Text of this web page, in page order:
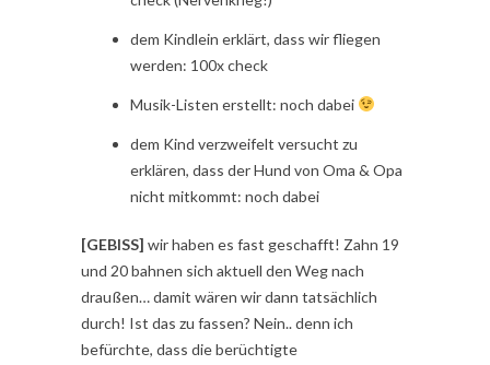
dem Kindlein erklärt, dass wir fliegen
werden: 100x check
Musik-Listen erstellt: noch dabei
dem Kind verzweifelt versucht zu
erklären, dass der Hund von Oma & Opa
nicht mitkommt: noch dabei
[GEBISS] wir haben es fast geschafft! Zahn 19
und 20 bahnen sich aktuell den Weg nach
draußen… damit wären wir dann tatsächlich
durch! Ist das zu fassen? Nein.. denn ich
befürchte, dass die berüchtigte